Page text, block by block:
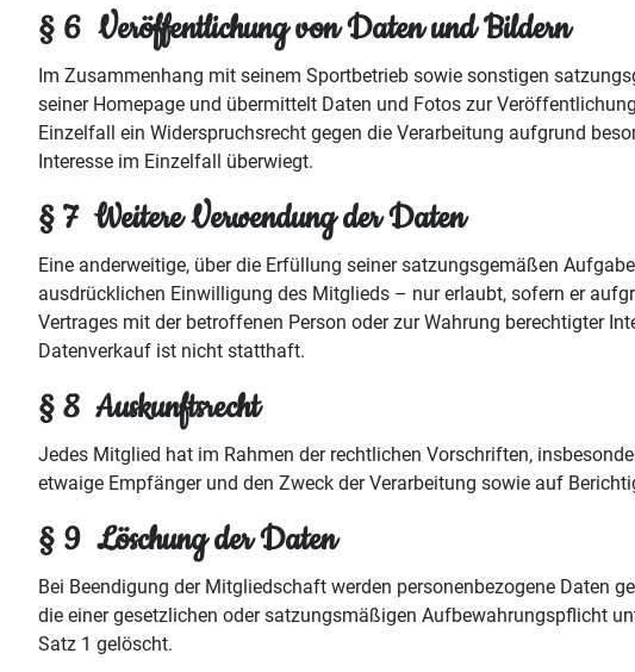
§ 6 Veröffentlichung von Daten und Bildern
Im Zusammenhang mit seinem Sportbetrieb sowie sonstigen
seiner Homepage und übermittelt Daten und Fotos zur
Einzelfall ein Widerspruchsrecht gegen die Verarbeitung aufgrund
Interesse im Einzelfall überwiegt.
§ 7 Weitere Verwendung der Daten
Eine anderweitige, über die Erfüllung seiner satzungsgemäßen
ausdrücklichen Einwilligung des Mitglieds – nur erlaubt, sofern er
Vertrages mit der betroffenen Person oder zur Wahrung berechtigter
Datenverkauf ist nicht statthaft.
§ 8 Auskunftsrecht
Jedes Mitglied hat im Rahmen der rechtlichen Vorschriften,
etwaige Empfänger und den Zweck der Verarbeitung sowie auf
§ 9 Löschung der Daten
Bei Beendigung der Mitgliedschaft werden personenbezogene Daten
die einer gesetzlichen oder satzungsmäßigen Aufbewahrungspflicht
Satz 1 gelöscht.